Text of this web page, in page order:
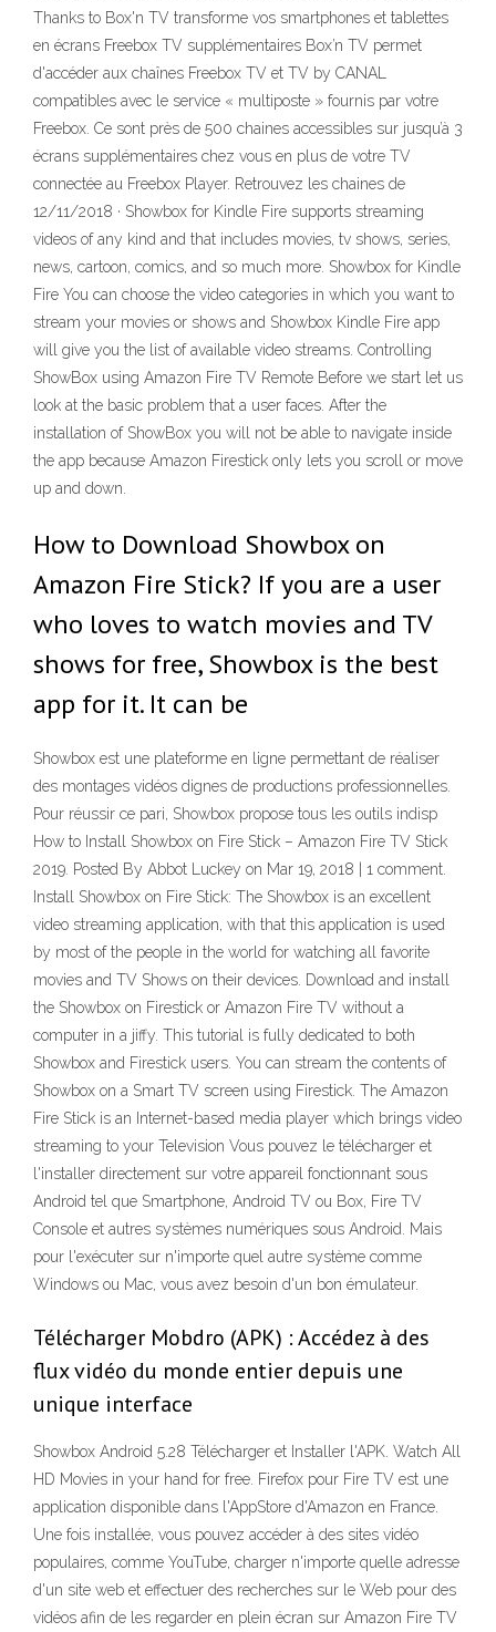
Thanks to Box'n TV transforme vos smartphones et tablettes
en écrans Freebox TV supplémentaires Box’n TV permet
d'accéder aux chaînes Freebox TV et TV by CANAL
compatibles avec le service « multiposte » fournis par votre
Freebox. Ce sont près de 500 chaines accessibles sur jusqu’à 3
écrans supplémentaires chez vous en plus de votre TV
connectée au Freebox Player. Retrouvez les chaines de
12/11/2018 · Showbox for Kindle Fire supports streaming
videos of any kind and that includes movies, tv shows, series,
news, cartoon, comics, and so much more. Showbox for Kindle
Fire You can choose the video categories in which you want to
stream your movies or shows and Showbox Kindle Fire app
will give you the list of available video streams. Controlling
ShowBox using Amazon Fire TV Remote Before we start let us
look at the basic problem that a user faces. After the
installation of ShowBox you will not be able to navigate inside
the app because Amazon Firestick only lets you scroll or move
up and down.
How to Download Showbox on
Amazon Fire Stick? If you are a user
who loves to watch movies and TV
shows for free, Showbox is the best
app for it. It can be
Showbox est une plateforme en ligne permettant de réaliser
des montages vidéos dignes de productions professionnelles.
Pour réussir ce pari, Showbox propose tous les outils indisp
How to Install Showbox on Fire Stick – Amazon Fire TV Stick
2019. Posted By Abbot Luckey on Mar 19, 2018 | 1 comment.
Install Showbox on Fire Stick: The Showbox is an excellent
video streaming application, with that this application is used
by most of the people in the world for watching all favorite
movies and TV Shows on their devices. Download and install
the Showbox on Firestick or Amazon Fire TV without a
computer in a jiffy. This tutorial is fully dedicated to both
Showbox and Firestick users. You can stream the contents of
Showbox on a Smart TV screen using Firestick. The Amazon
Fire Stick is an Internet-based media player which brings video
streaming to your Television Vous pouvez le télécharger et
l'installer directement sur votre appareil fonctionnant sous
Android tel que Smartphone, Android TV ou Box, Fire TV
Console et autres systèmes numériques sous Android. Mais
pour l'exécuter sur n'importe quel autre système comme
Windows ou Mac, vous avez besoin d'un bon émulateur.
Télécharger Mobdro (APK) : Accédez à des
flux vidéo du monde entier depuis une
unique interface
Showbox Android 5.28 Télécharger et Installer l'APK. Watch All
HD Movies in your hand for free. Firefox pour Fire TV est une
application disponible dans l'AppStore d'Amazon en France.
Une fois installée, vous pouvez accéder à des sites vidéo
populaires, comme YouTube, charger n'importe quelle adresse
d'un site web et effectuer des recherches sur le Web pour des
vidéos afin de les regarder en plein écran sur Amazon Fire TV